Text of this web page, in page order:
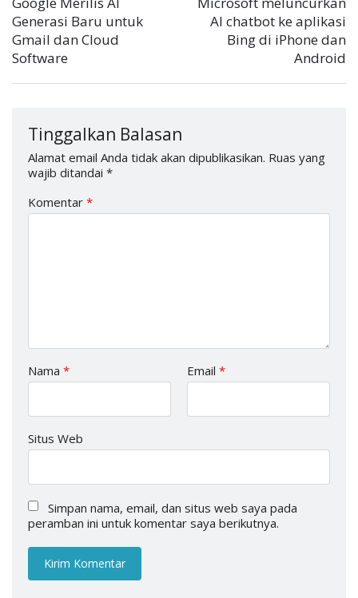
Generasi Baru untuk
Gmail dan Cloud
Software
AI chatbot ke aplikasi
Bing di iPhone dan
Android
Tinggalkan Balasan
Alamat email Anda tidak akan dipublikasikan. Ruas yang
wajib ditandai *
Komentar *
Nama * Email *
Situs Web
Simpan nama, email, dan situs web saya pada
peramban ini untuk komentar saya berikutnya.